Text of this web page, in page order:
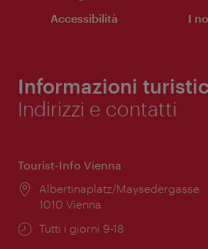
Accessibilità I
Informazioni
Indirizzi e contatti
Tourist-Info Vienna
Posizione:
Albertinaplatz/Maysedergasse
1010 Vienna
Orari
Tutti i giorni 9-18